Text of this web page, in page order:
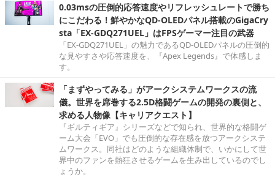
0.03msの圧倒的応答速度やリフレッシュレートで勝ち
にこだわる！鮮やかなQD-OLEDパネル搭載のGigaCry
sta「EX-GDQ271UEL」はFPSゲーマー注目の武器
「EX-GDQ271UEL」の魅力であるQD-OLEDパネルの圧倒的
な見やすさや応答速度を、『Apex Legends』で体感しま
す。
「まずやってみる」がアークシステムワークスの流
儀。世界を席巻する2.5D格闘ゲームの開発の裏側と、
求める人物像【キャリアクエスト】
『ギルティギア』シリーズなどで知られ、世界的な格闘ゲ
ーム大会「EVO」でも圧倒的な存在感を放つアークシステ
ムワークス。同社はどのような組織体制で、いかにして世
界中のファンを熱狂させるゲームを生み出しているのでし
ょうか。